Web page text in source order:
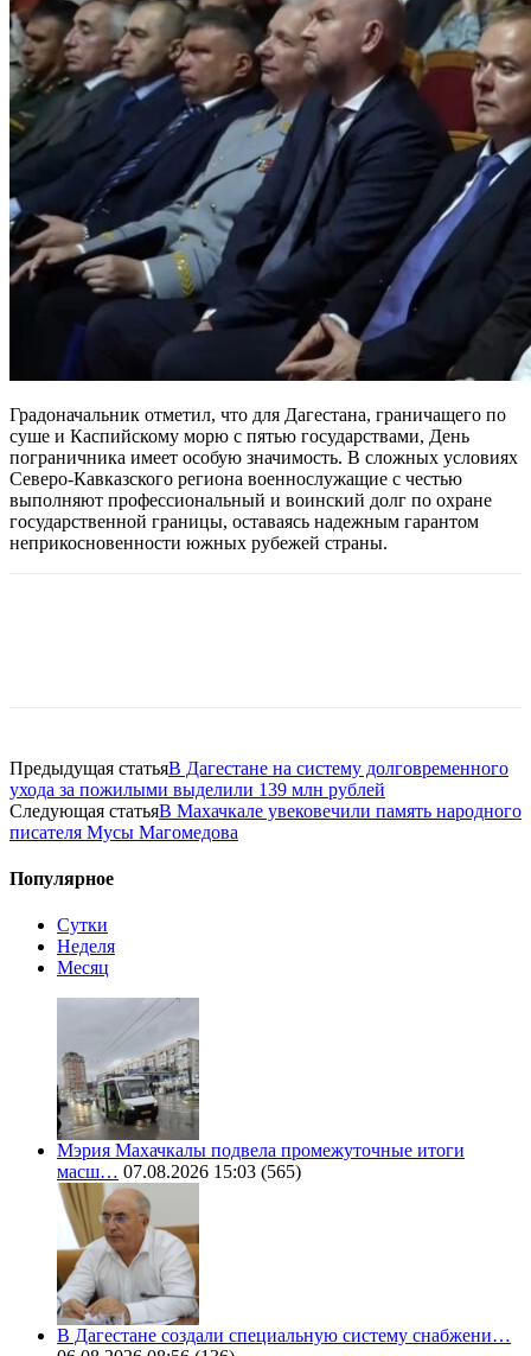
Градоначальник отметил, что для Дагестана, граничащего по
суше и Каспийскому морю с пятью государствами, День
пограничника имеет особую значимость. В сложных условиях
Северо-Кавказского региона военнослужащие с честью
выполняют профессиональный и воинский долг по охране
государственной границы, оставаясь надежным гарантом
неприкосновенности южных рубежей страны.
Предыдущая статьяВ Дагестане на систему долговременного
ухода за пожилыми выделили 139 млн рублей
Следующая статьяВ Махачкале увековечили память народного
писателя Мусы Магомедова
Популярное
Сутки
Неделя
Месяц
Мэрия Махачкалы подвела промежуточные итоги
масш… 07.08.2026 15:03 (565)
В Дагестане создали специальную систему снабжени…